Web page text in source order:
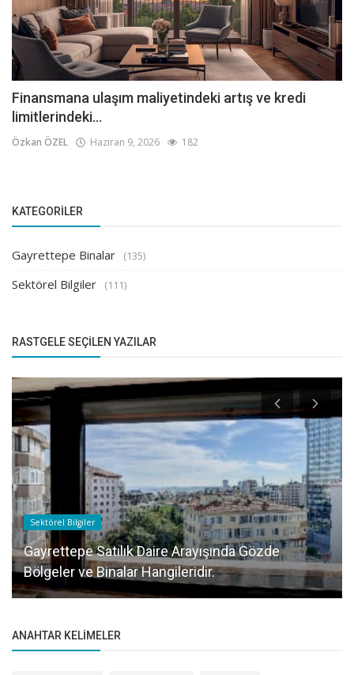
Finansmana ulaşım maliyetindeki artış ve kredi
limitlerindeki...
Özkan ÖZEL Haziran 9, 2026 182
KATEGORILER
Gayrettepe Binalar (135)
Sektörel Bilgiler (111)
RASTGELE SEÇILEN YAZILAR
Sektörel Bilgiler
Gayrettepe Satılık Daire Arayışında Gözde
Bölgeler ve Binalar Hangileridir.
ANAHTAR KELIMELER